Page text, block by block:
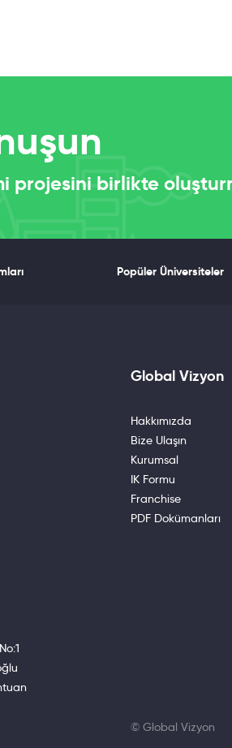
projesini birlikte
Popüler Üniversiteler
Global Vizyon
Hakkımızda
Bize Ulaşın
Kurumsal
IK Formu
Franchise
PDF Dokümanları
© Global Vizyon